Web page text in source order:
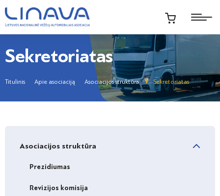
Sekretoriatas
Titulinis Apie asociaciją Asociacijos struktūra Sekretoriatas
Asociacijos struktūra
Prezidiumas
Revizijos komisija